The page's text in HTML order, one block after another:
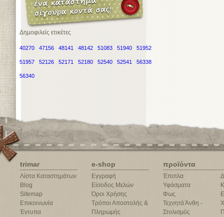
Δημοφιλείς ετικέτες
40270 47156 48141 48142 51083 51940 51952
51957 52126 52171 52180 52540 52541 56338
56340
trimar
Λίστα Καταστημάτων
Blog
Sitemap
Επικοινωνία
Έντυπα
e-shop
Εγγραφή
Είσοδος Μελών
Όροι Χρήσης
Τρόποι Αποστολής &
Πληρωμής
προϊόντα
Έπιπλα
Υφάσματα
Φως
Τεχνητά Άνθη -
Στολισμός